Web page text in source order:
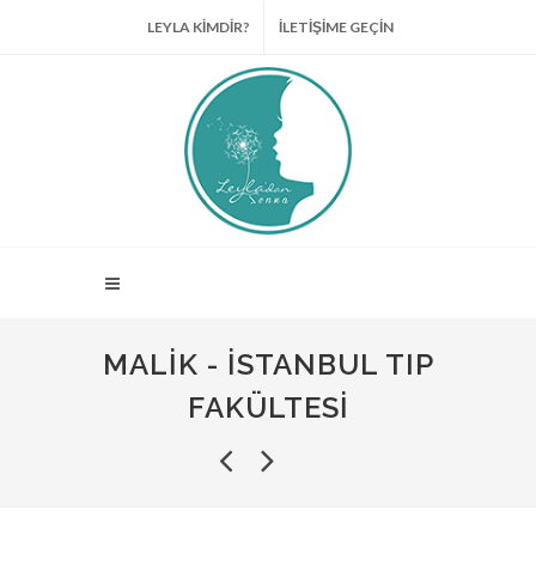
LEYLA KİMDİR? İLETİŞİME GEÇİN
MALIK - İSTANBUL TIP
FAKÜLTESI